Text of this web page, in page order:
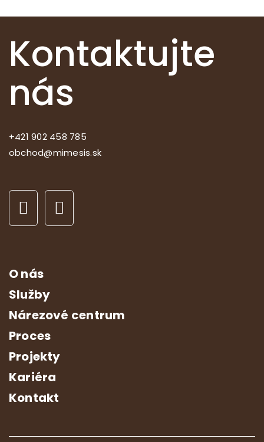
Kontaktujte
nás
+421 902 458 785
obchod@mimesis.sk
O nás
Služby
Nárezové centrum
Proces
Projekty
Kariéra
Kontakt